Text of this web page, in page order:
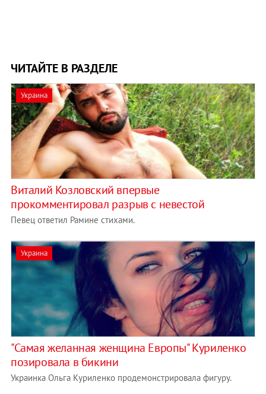
ЧИТАЙТЕ В РАЗДЕЛЕ
Украина
Виталий Козловский впервые
прокомментировал разрыв с невестой
Певец ответил Рамине стихами.
Украина
"Самая желанная женщина Европы" Куриленко
позировала в бикини
Украинка Ольга Куриленко продемонстрировала фигуру.